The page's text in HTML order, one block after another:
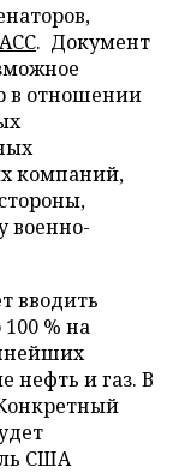
. Документ
в отношении
компаний,
военно-
вводить
% на
нефть и газ. В
США